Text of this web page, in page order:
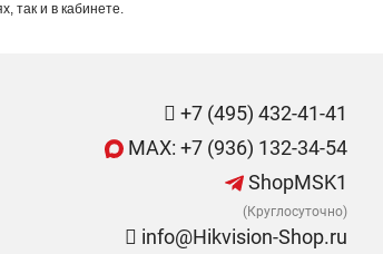
так и в кабинете.
+7 (495) 432-41-41
MAX: +7 (936) 132-34-54
ShopMSK1
(Круглосуточно)
info@Hikvision-Shop.ru